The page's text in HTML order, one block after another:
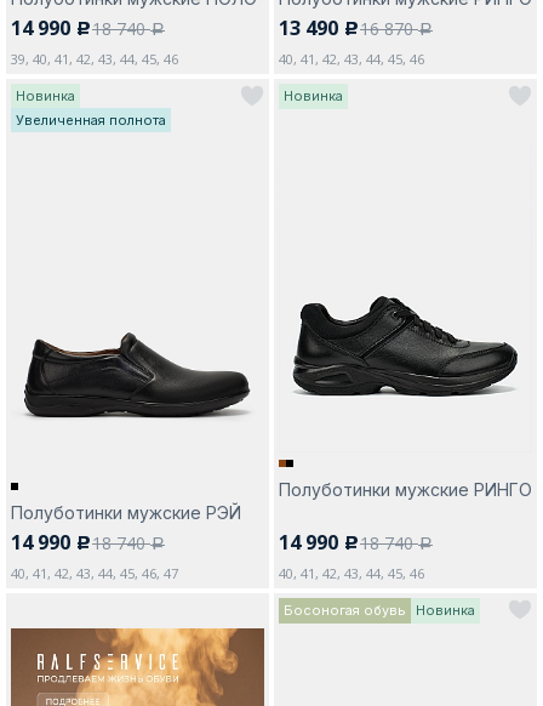
14 990 c18 740a
39, 40, 41, 42, 43, 44, 45, 46
13 490 c16 870a
40, 41, 42, 43, 44, 45, 46
Новинка
Увеличенная полнота
Полуботинки мужские РЭЙ
14 990 c18 740a
40, 41, 42, 43, 44, 45, 46, 47
Новинка
Полуботинки мужские РИНГО
14 990 c18 740a
40, 41, 42, 43, 44, 45, 46
Босоногая обувь Новинка